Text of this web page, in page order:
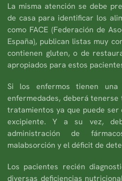
La misma atención se debe
de casa para identificar los
como FACE (Federación de
España), publican listas muy
contienen gluten, o de
apropiados para estos
Si los enfermos tienen una
enfermedades, deberá tenerse
tratamientos ya que puede ser
excipiente. Y a su vez,
administración de
malabsorción y el déficit de
Los pacientes recién
diversas deficiencias